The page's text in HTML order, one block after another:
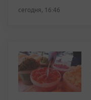
сегодня, 16:46